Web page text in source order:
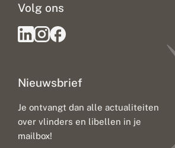
Nieuwsbrief
Je ontvangt dan alle actualiteiten
over vlinders en libellen in je
mailbox!
Volg ons